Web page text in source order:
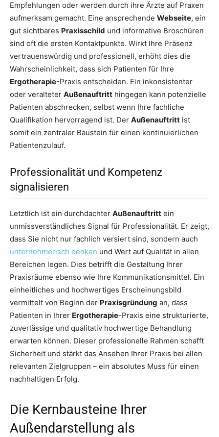
Empfehlungen oder werden durch ihre Ärzte auf Praxen
aufmerksam gemacht. Eine ansprechende Webseite, ein
gut sichtbares Praxisschild und informative Broschüren
sind oft die ersten Kontaktpunkte. Wirkt Ihre Präsenz
vertrauenswürdig und professionell, erhöht dies die
Wahrscheinlichkeit, dass sich Patienten für Ihre
Ergotherapie-Praxis entscheiden. Ein inkonsistenter
oder veralteter Außenauftritt hingegen kann potenzielle
Patienten abschrecken, selbst wenn Ihre fachliche
Qualifikation hervorragend ist. Der Außenauftritt ist
somit ein zentraler Baustein für einen kontinuierlichen
Patientenzulauf.
Professionalität und Kompetenz
signalisieren
Letztlich ist ein durchdachter Außenauftritt ein
unmissverständliches Signal für Professionalität. Er zeigt,
dass Sie nicht nur fachlich versiert sind, sondern auch
unternehmerisch denken und Wert auf Qualität in allen
Bereichen legen. Dies betrifft die Gestaltung Ihrer
Praxisräume ebenso wie Ihre Kommunikationsmittel. Ein
einheitliches und hochwertiges Erscheinungsbild
vermittelt von Beginn der Praxisgründung an, dass
Patienten in Ihrer Ergotherapie-Praxis eine strukturierte,
zuverlässige und qualitativ hochwertige Behandlung
erwarten können. Dieser professionelle Rahmen schafft
Sicherheit und stärkt das Ansehen Ihrer Praxis bei allen
relevanten Zielgruppen – ein absolutes Muss für einen
nachhaltigen Erfolg.
Die Kernbausteine Ihrer
Außendarstellung als